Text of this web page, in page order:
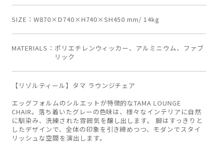
SIZE W870×D740×H740×SH450 mm/ 14kg
MATERIALS
ポリエチレンウィッカー、アルミニウム、ファブ
リック
【リゾルティール】タマ ラウンジチェア
エッグフォルムのシルエットが特徴的なTAMA LOUNGE
CHAIR。落ち着いたグレーの色味は、様々なインテリアに自然
に馴染み、洗練された雰囲気を醸し出します。 脚はすっきりと
したデザインで、全体の印象を引き締めつつ、モダンでスタイ
リッシュな空間を演出します。